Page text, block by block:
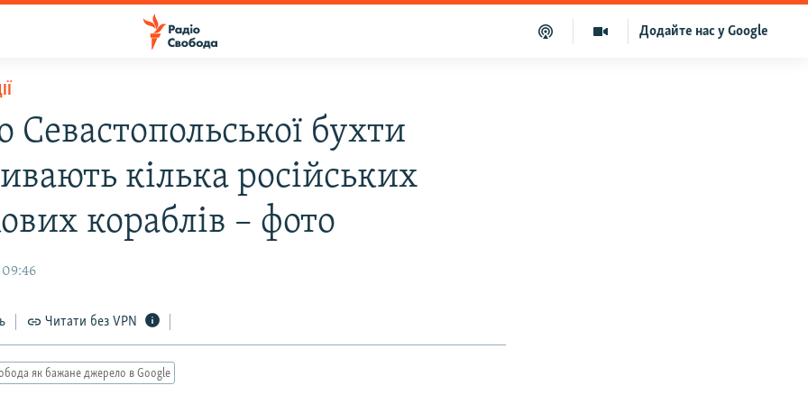
Додайте нас у Google
Севастопольської бухти
кілька російських
кораблів – фото
Читати без VPN
як бажане джерело в Google